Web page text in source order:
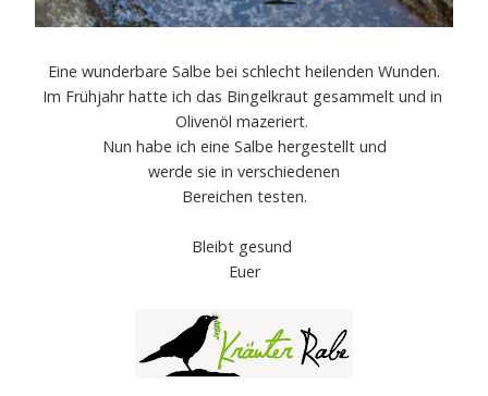
Eine wunderbare Salbe bei schlecht heilenden Wunden.
Im Frühjahr hatte ich das Bingelkraut gesammelt und in
Olivenöl mazeriert.
Nun habe ich eine Salbe hergestellt und
werde sie in verschiedenen
Bereichen testen.
Bleibt gesund
Euer